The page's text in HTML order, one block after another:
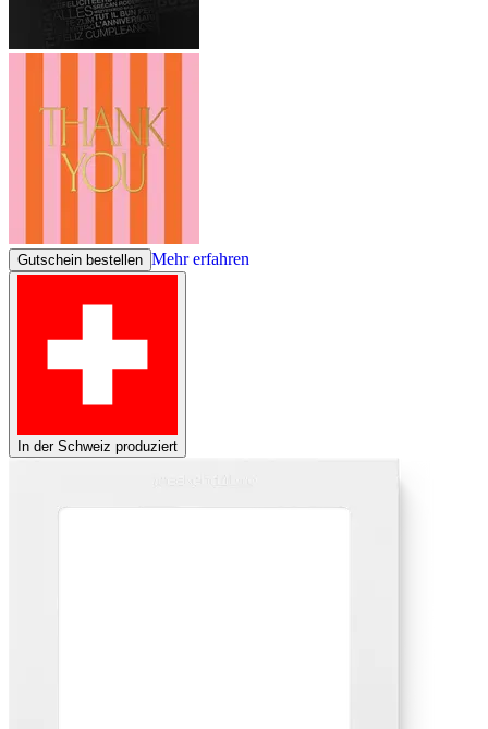
Gutschein bestellen Mehr erfahren
In der Schweiz produziert